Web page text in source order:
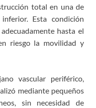
total en una de
Esta condición
hasta el
riesgo la movilidad y
vascular periférico,
mediante pequeños
sin necesidad de